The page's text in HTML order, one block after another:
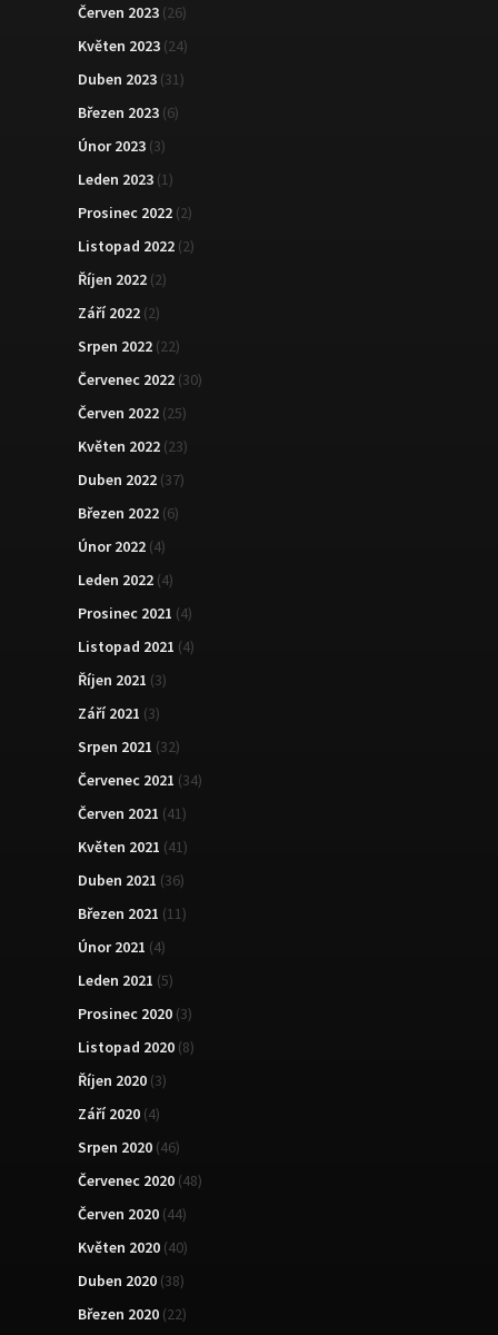
Červen 2023 (26)
Květen 2023 (24)
Duben 2023 (31)
Březen 2023 (6)
Únor 2023 (3)
Leden 2023 (1)
Prosinec 2022 (2)
Listopad 2022 (2)
Říjen 2022 (2)
Září 2022 (2)
Srpen 2022 (22)
Červenec 2022 (30)
Červen 2022 (25)
Květen 2022 (23)
Duben 2022 (37)
Březen 2022 (6)
Únor 2022 (4)
Leden 2022 (4)
Prosinec 2021 (4)
Listopad 2021 (4)
Říjen 2021 (3)
Září 2021 (3)
Srpen 2021 (32)
Červenec 2021 (34)
Červen 2021 (41)
Květen 2021 (41)
Duben 2021 (36)
Březen 2021 (11)
Únor 2021 (4)
Leden 2021 (5)
Prosinec 2020 (3)
Listopad 2020 (8)
Říjen 2020 (3)
Září 2020 (4)
Srpen 2020 (46)
Červenec 2020 (48)
Červen 2020 (44)
Květen 2020 (40)
Duben 2020 (38)
Březen 2020 (22)